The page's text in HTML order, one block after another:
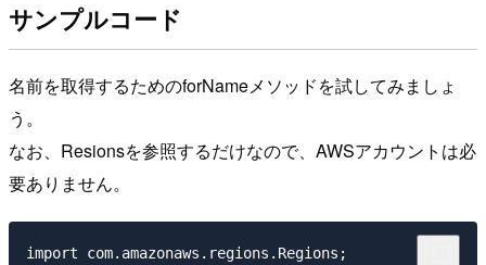
サンプルコード
名前を取得するためのforNameメソッドを試してみましょ
う。
なお、Resionsを参照するだけなので、AWSアカウントは必
要ありません。
import com.amazonaws.regions.Regions;